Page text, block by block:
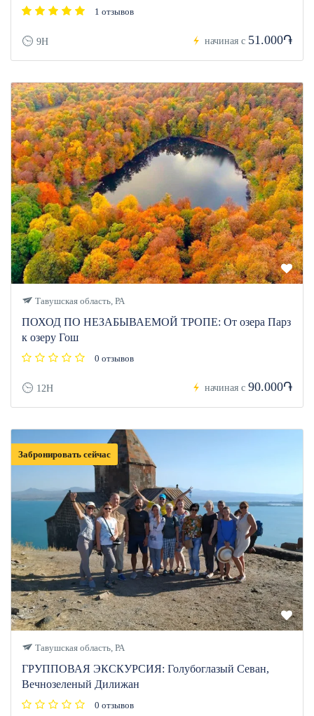
1 отзывов
9H начиная с 51.000֏
Тавушская область, РА
ПОХОД ПО НЕЗАБЫВАЕМОЙ ТРОПЕ: От озера Парз
к озеру Гош
0 отзывов
12H начиная с 90.000֏
Забронировать сейчас
Тавушская область, РА
ГРУППОВАЯ ЭКСКУРСИЯ: Голубоглазый Севан,
Вечнозеленый Дилижан
0 отзывов